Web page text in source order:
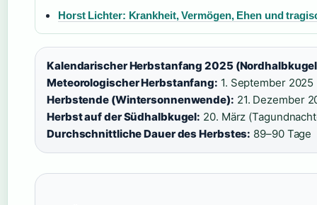
Horst Lichter: Krankheit, Vermögen, Ehen und
Kalendarischer Herbstanfang 2025
Meteorologischer Herbstanfang: 1. September 2025
Herbstende (Wintersonnenwende): 21. Dezember
Herbst auf der Südhalbkugel: 20. März
Durchschnittliche Dauer des Herbstes: 89–90 Tage